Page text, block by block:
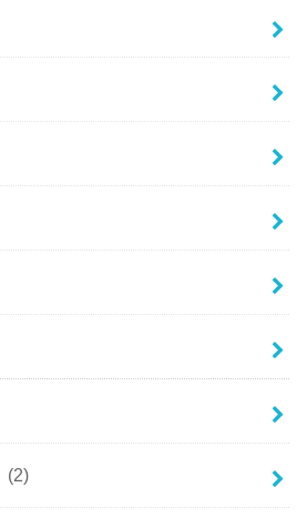
(2)